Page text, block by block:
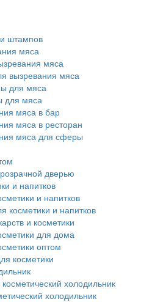
штампов
мяса
мяса
вызревания мяса
для мяса
для мяса
мяса в бар
мяса в ресторан
мяса для сферы
дверью
и напитков
и напитков
косметики и напитков
и косметики
для дома
оптом
косметики
холодильник
холодильник